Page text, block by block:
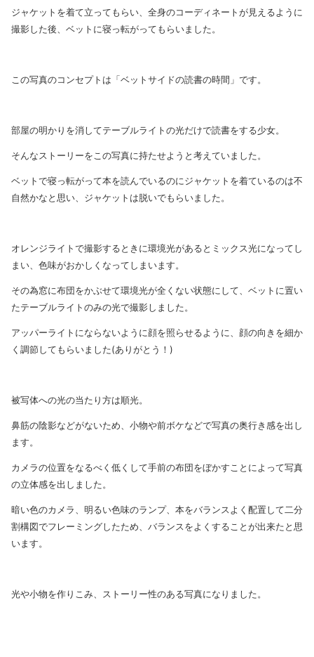
ジャケットを着て立ってもらい、全身のコーディネートが見えるように
撮影した後、ベットに寝っ転がってもらいました。
この写真のコンセプトは「ベットサイドの読書の時間」です。
部屋の明かりを消してテーブルライトの光だけで読書をする少女。
そんなストーリーをこの写真に持たせようと考えていました。
ベットで寝っ転がって本を読んでいるのにジャケットを着ているのは不
自然かなと思い、ジャケットは脱いでもらいました。
オレンジライトで撮影するときに環境光があるとミックス光になってし
まい、色味がおかしくなってしまいます。
その為窓に布団をかぶせて環境光が全くない状態にして、ベットに置い
たテーブルライトのみの光で撮影しました。
アッパーライトにならないように顔を照らせるように、顔の向きを細か
く調節してもらいました(ありがとう！)
被写体への光の当たり方は順光。
鼻筋の陰影などがないため、小物や前ボケなどで写真の奥行き感を出し
ます。
カメラの位置をなるべく低くして手前の布団をぼかすことによって写真
の立体感を出しました。
暗い色のカメラ、明るい色味のランプ、本をバランスよく配置して二分
割構図でフレーミングしたため、バランスをよくすることが出来たと思
います。
光や小物を作りこみ、ストーリー性のある写真になりました。